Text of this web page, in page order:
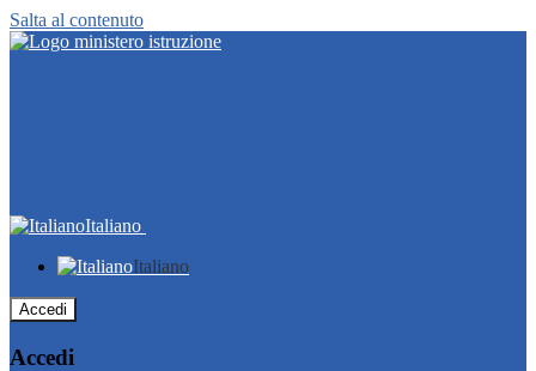
Salta al contenuto
Italiano
Italiano
Accedi
Accedi